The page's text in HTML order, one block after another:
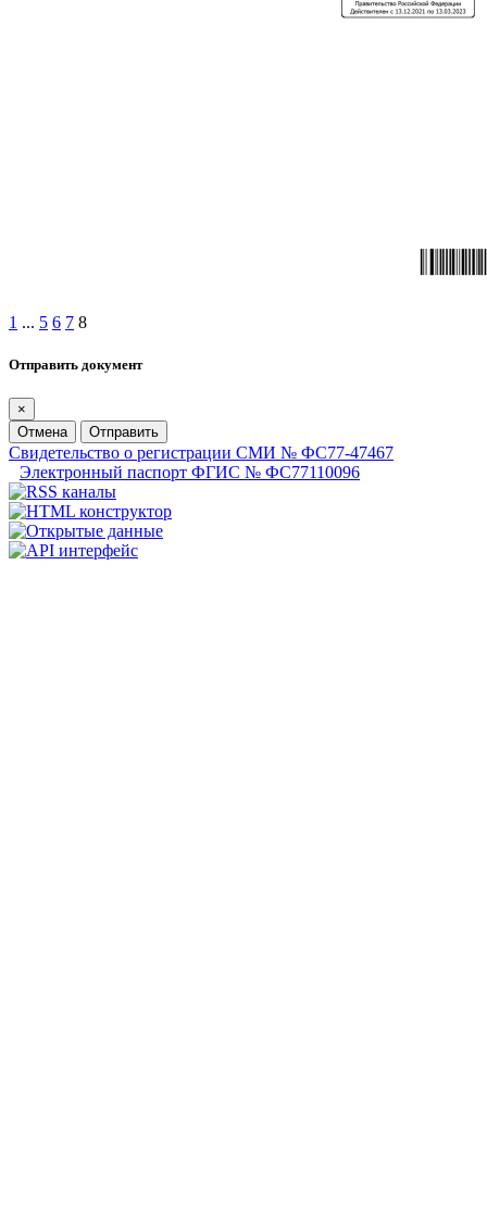
1 ... 5 6 7 8
Отправить документ
×
Отмена
Отправить
Свидетельство о регистрации СМИ № ФС77-47467
Электронный паспорт ФГИС № ФС77110096